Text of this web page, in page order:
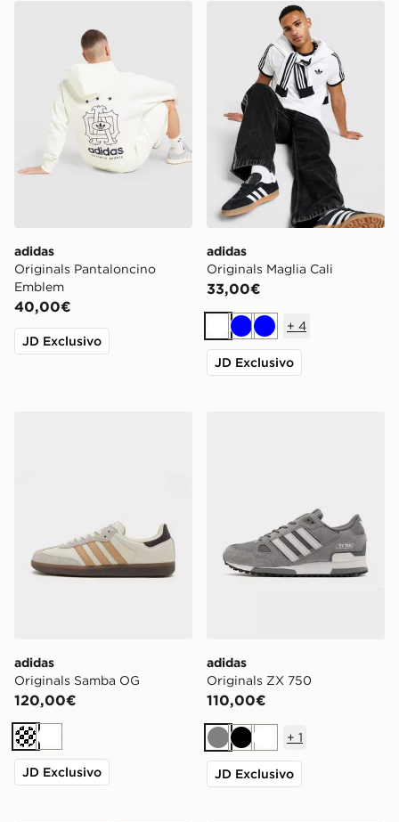
adidas Originals Pantaloncino Emblem
adidas
Originals Pantaloncino
Emblem
40,00€
JD Exclusivo
adidas Originals Maglia Cali
adidas
Originals Maglia Cali
33,00€
Bianco
BluBlu
+ 4
JD Exclusivo
adidas
Originals Samba OG
120,00€
CremaBianco
JD Exclusivo
adidas
Originals ZX 750
110,00€
Grigio
NeroBianco
+ 1
JD Exclusivo